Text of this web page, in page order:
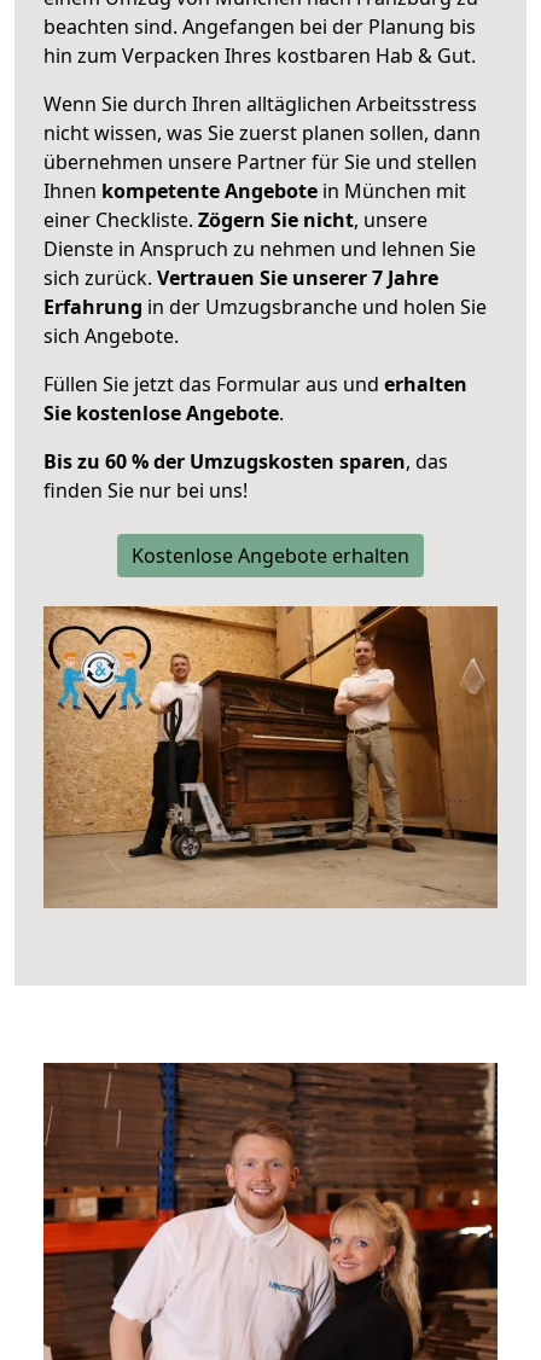
beachten sind. Angefangen bei der Planung bis
hin zum Verpacken Ihres kostbaren Hab & Gut.
Wenn Sie durch Ihren alltäglichen Arbeitsstress
nicht wissen, was Sie zuerst planen sollen, dann
übernehmen unsere Partner für Sie und stellen
Ihnen kompetente Angebote in München mit
einer Checkliste. Zögern Sie nicht, unsere
Dienste in Anspruch zu nehmen und lehnen Sie
sich zurück. Vertrauen Sie unserer 7 Jahre
Erfahrung in der Umzugsbranche und holen Sie
sich Angebote.
Füllen Sie jetzt das Formular aus und erhalten
Sie kostenlose Angebote.
Bis zu 60 % der Umzugskosten sparen, das
finden Sie nur bei uns!
Kostenlose Angebote erhalten